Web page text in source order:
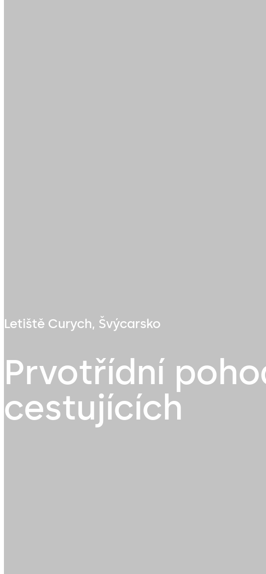
Letiště Curych, Švýcarsko
Prvotřídní
cestujících